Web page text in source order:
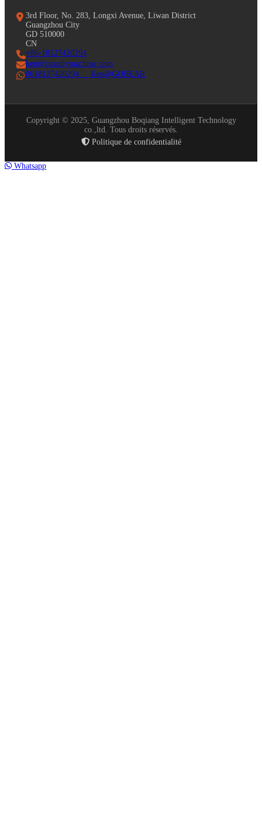
3rd Floor, No. 283, Longxi Avenue, Liwan District
Guangzhou City
GD 510000
CN
+86-18127420294
ken@casediymachine.com
8618127420294 Ken@GOBEAR
Copyright © 2025, Guangzhou Boqiang Intelligent Technology
co.,ltd. Tous droits réservés.
Politique de confidentialité
Whatsapp